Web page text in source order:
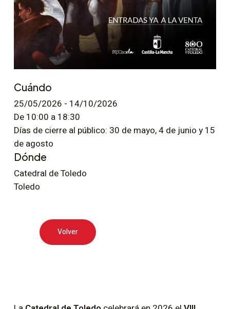
Cuándo
25/05/2026 - 14/10/2026
De 10:00 a 18:30
Días de cierre al público: 30 de mayo, 4 de junio y 15
de agosto
Dónde
Catedral de Toledo
Toledo
Volver